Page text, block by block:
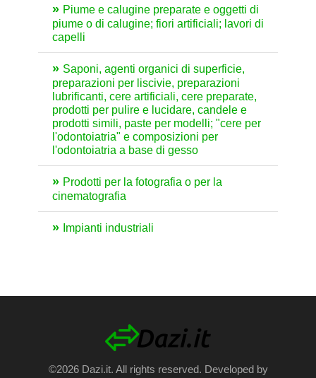
Piume e calugine preparate e oggetti di
piume o di calugine; fiori artificiali; lavori di
capelli
Saponi, agenti organici di superficie,
preparazioni per liscivie, preparazioni
lubrificanti, cere artificiali, cere preparate,
prodotti per pulire e lucidare, candele e
prodotti simili, paste per modelli; "cere per
l'odontoiatria" e composizioni per
l'odontoiatria a base di gesso
Prodotti per la fotografia o per la
cinematografia
Impianti industriali
©2026 Dazi.it. All rights reserved. Developed by